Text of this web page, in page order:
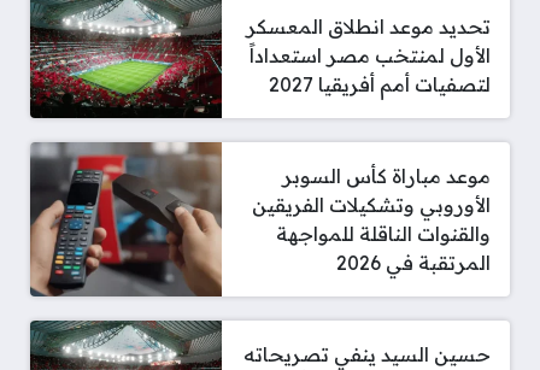
تحديد موعد انطلاق المعسكر
الأول لمنتخب مصر استعداداً
لتصفيات أمم أفريقيا 2027
موعد مباراة كأس السوبر
الأوروبي وتشكيلات الفريقين
والقنوات الناقلة للمواجهة
المرتقبة في 2026
حسين السيد ينفي تصريحاته